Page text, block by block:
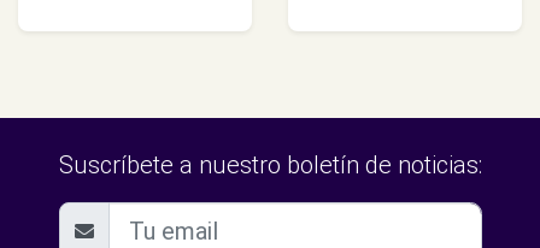
Suscríbete a nuestro boletín de noticias: